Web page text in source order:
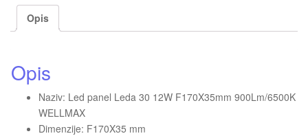
Opis
Opis
Naziv: Led panel Leda 30 12W F170X35mm 900Lm/6500K
WELLMAX
Dimenzije: F170X35 mm